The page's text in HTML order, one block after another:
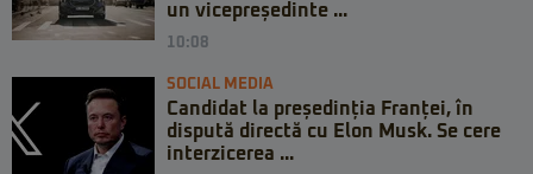
un vicepreședinte ...
10:08
SOCIAL MEDIA
Candidat la președinția Franței, în
dispută directă cu Elon Musk. Se cere
interzicerea ...